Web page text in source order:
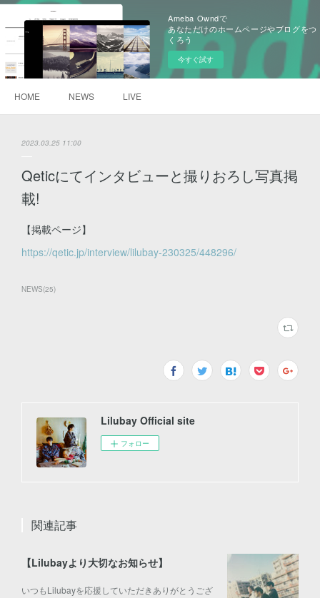
Ameba Owndで
あなただけのホームページやブログをつ
くろう
今すぐ試す
HOME NEWS LIVE
2023.03.25 11:00
Qeticにてインタビューと撮りおろし写真掲
載!
【掲載ページ】
https://qetic.jp/interview/lilubay-230325/448296/
NEWS(25)
Lilubay Official site
フォロー
関連記事
【Lilubayより大切なお知らせ】
いつもLilubayを応援していただきありがとうござ